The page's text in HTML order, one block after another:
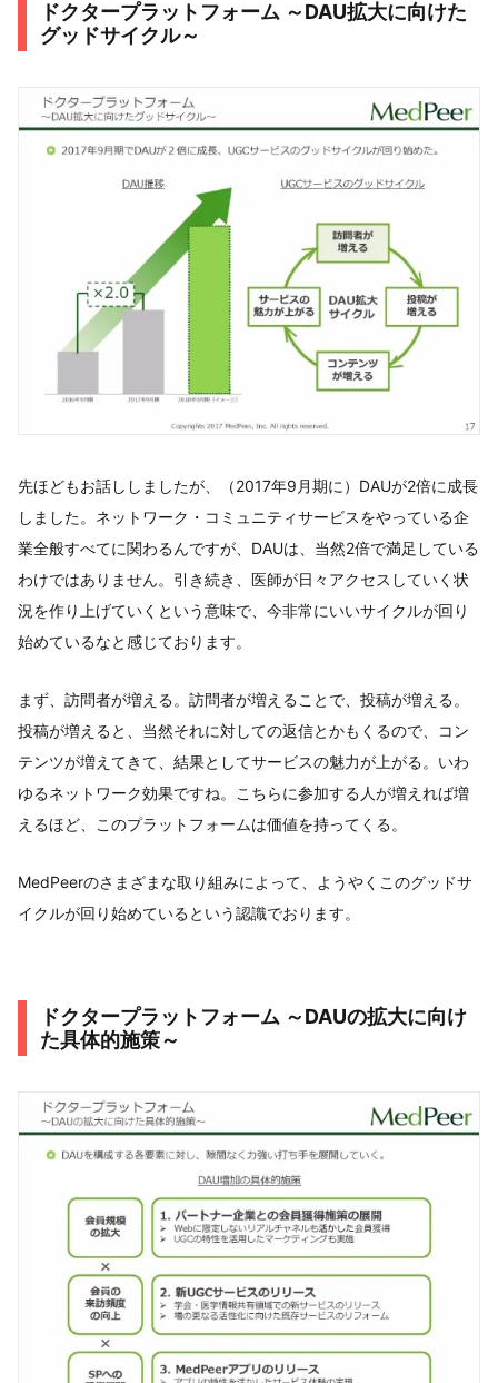
ドクタープラットフォーム ～DAU拡大に向けた
グッドサイクル～
先ほどもお話ししましたが、（2017年9月期に）DAUが2倍に成長
しました。ネットワーク・コミュニティサービスをやっている企
業全般すべてに関わるんですが、DAUは、当然2倍で満足している
わけではありません。引き続き、医師が日々アクセスしていく状
況を作り上げていくという意味で、今非常にいいサイクルが回り
始めているなと感じております。
まず、訪問者が増える。訪問者が増えることで、投稿が増える。
投稿が増えると、当然それに対しての返信とかもくるので、コン
テンツが増えてきて、結果としてサービスの魅力が上がる。いわ
ゆるネットワーク効果ですね。こちらに参加する人が増えれば増
えるほど、このプラットフォームは価値を持ってくる。
MedPeerのさまざまな取り組みによって、ようやくこのグッドサ
イクルが回り始めているという認識でおります。
ドクタープラットフォーム ～DAUの拡大に向け
た具体的施策～